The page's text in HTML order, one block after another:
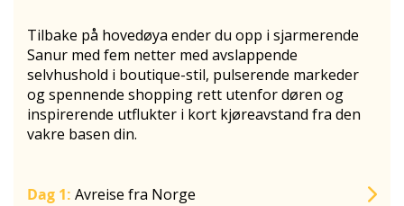
Tilbake på hovedøya ender du opp i sjarmerende
Sanur med fem netter med avslappende
selvhushold i boutique-stil, pulserende markeder
og spennende shopping rett utenfor døren og
inspirerende utflukter i kort kjøreavstand fra den
vakre basen din.
Dag 1: Avreise fra Norge